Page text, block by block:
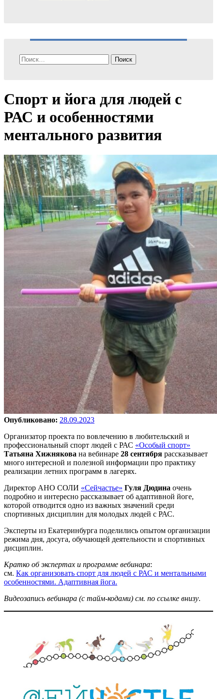
Найти:
Спорт и йога для людей с
РАС и особенностями
ментального развития
Опубликовано: 28.09.2023
Организатор проекта по вовлечению в любительский и
профессиональный спорт людей с РАС «Особый спорт»
Татьяна Хижнякова на вебинаре 28 сентября рассказывает
много интересной и полезной информации про практику
реализации летних программ в лагерях.
Директор АНО СОЛИ «Сейчастье» Гуля Дюдина очень
подробно и интересно рассказывает об адаптивной йоге,
которой отводится одно из важных значений среди
спортивных дисциплин для молодых людей с РАС.
Эксперты из Екатеринбурга поделились опытом организации
режима дня, досуга, обучающей деятельности и спортивных
дисциплин.
Кратко об экспертах и программе вебинара:
см. Как организовать спорт для людей с РАС и ментальными
особенностями. Адаптивная йога.
Видеозапись вебинара (с тайм-кодами) см. по ссылке внизу.